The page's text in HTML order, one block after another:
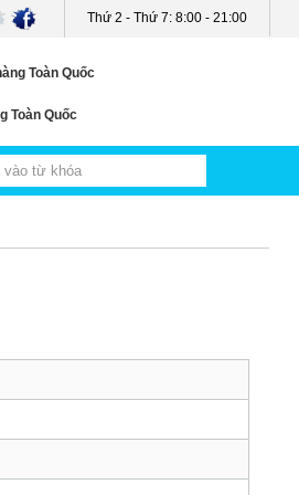
Thứ 2 - Thứ 7: 8:00 - 21:00
Toàn Quốc